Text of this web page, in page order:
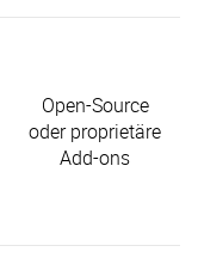
x
Open-Source
oder proprietäre
Add-ons